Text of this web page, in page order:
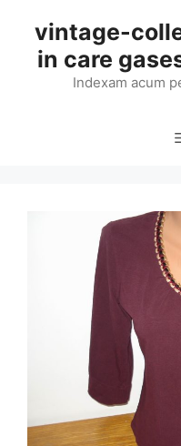
content
vintage-
in care
Indexam acum